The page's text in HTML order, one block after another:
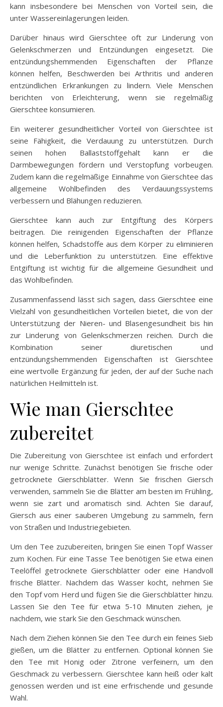
kann insbesondere bei Menschen von Vorteil sein, die
unter Wassereinlagerungen leiden.
Darüber hinaus wird Gierschtee oft zur Linderung von
Gelenkschmerzen und Entzündungen eingesetzt. Die
entzündungshemmenden Eigenschaften der Pflanze
können helfen, Beschwerden bei Arthritis und anderen
entzündlichen Erkrankungen zu lindern. Viele Menschen
berichten von Erleichterung, wenn sie regelmäßig
Gierschtee konsumieren.
Ein weiterer gesundheitlicher Vorteil von Gierschtee ist
seine Fähigkeit, die Verdauung zu unterstützen. Durch
seinen hohen Ballaststoffgehalt kann er die
Darmbewegungen fördern und Verstopfung vorbeugen.
Zudem kann die regelmäßige Einnahme von Gierschtee das
allgemeine Wohlbefinden des Verdauungssystems
verbessern und Blähungen reduzieren.
Gierschtee kann auch zur Entgiftung des Körpers
beitragen. Die reinigenden Eigenschaften der Pflanze
können helfen, Schadstoffe aus dem Körper zu eliminieren
und die Leberfunktion zu unterstützen. Eine effektive
Entgiftung ist wichtig für die allgemeine Gesundheit und
das Wohlbefinden.
Zusammenfassend lässt sich sagen, dass Gierschtee eine
Vielzahl von gesundheitlichen Vorteilen bietet, die von der
Unterstützung der Nieren- und Blasengesundheit bis hin
zur Linderung von Gelenkschmerzen reichen. Durch die
Kombination seiner diuretischen und
entzündungshemmenden Eigenschaften ist Gierschtee
eine wertvolle Ergänzung für jeden, der auf der Suche nach
natürlichen Heilmitteln ist.
Wie man Gierschtee
zubereitet
Die Zubereitung von Gierschtee ist einfach und erfordert
nur wenige Schritte. Zunächst benötigen Sie frische oder
getrocknete Gierschblätter. Wenn Sie frischen Giersch
verwenden, sammeln Sie die Blätter am besten im Frühling,
wenn sie zart und aromatisch sind. Achten Sie darauf,
Giersch aus einer sauberen Umgebung zu sammeln, fern
von Straßen und Industriegebieten.
Um den Tee zuzubereiten, bringen Sie einen Topf Wasser
zum Kochen. Für eine Tasse Tee benötigen Sie etwa einen
Teelöffel getrocknete Gierschblätter oder eine Handvoll
frische Blätter. Nachdem das Wasser kocht, nehmen Sie
den Topf vom Herd und fügen Sie die Gierschblätter hinzu.
Lassen Sie den Tee für etwa 5-10 Minuten ziehen, je
nachdem, wie stark Sie den Geschmack wünschen.
Nach dem Ziehen können Sie den Tee durch ein feines Sieb
gießen, um die Blätter zu entfernen. Optional können Sie
den Tee mit Honig oder Zitrone verfeinern, um den
Geschmack zu verbessern. Gierschtee kann heiß oder kalt
genossen werden und ist eine erfrischende und gesunde
Wahl.